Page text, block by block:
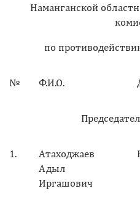
Наманганской
по
№ Ф.И.О.
1.
Атаходжаев
Адыл
Иргашович